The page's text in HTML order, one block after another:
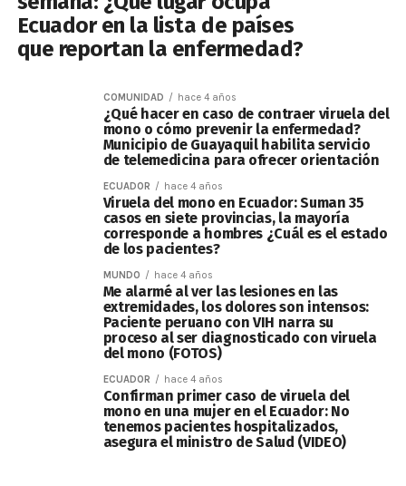
Ecuador en la lista de países
que reportan la enfermedad?
COMUNIDAD hace 4 años
¿Qué hacer en caso de contraer viruela del
mono o cómo prevenir la enfermedad?
Municipio de Guayaquil habilita servicio
de telemedicina para ofrecer orientación
ECUADOR hace 4 años
Viruela del mono en Ecuador: Suman 35
casos en siete provincias, la mayoría
corresponde a hombres ¿Cuál es el estado
de los pacientes?
MUNDO hace 4 años
Me alarmé al ver las lesiones en las
extremidades, los dolores son intensos:
Paciente peruano con VIH narra su
proceso al ser diagnosticado con viruela
del mono (FOTOS)
ECUADOR hace 4 años
Confirman primer caso de viruela del
mono en una mujer en el Ecuador: No
tenemos pacientes hospitalizados,
asegura el ministro de Salud (VIDEO)